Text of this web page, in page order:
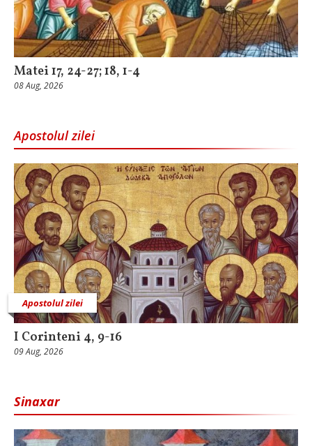
Matei 17, 24-27; 18, 1-4
08 Aug, 2026
Apostolul zilei
Apostolul zilei
I Corinteni 4, 9-16
09 Aug, 2026
Sinaxar